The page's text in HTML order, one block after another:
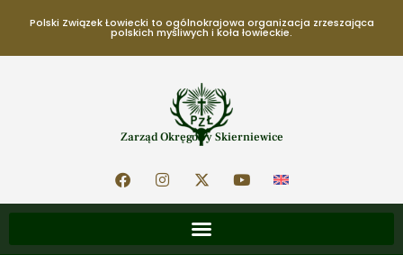
Polski Związek Łowiecki to ogólnokrajowa organizacja zrzeszająca
polskich myśliwych i koła łowieckie.
Zarząd Okręgowy Skierniewice